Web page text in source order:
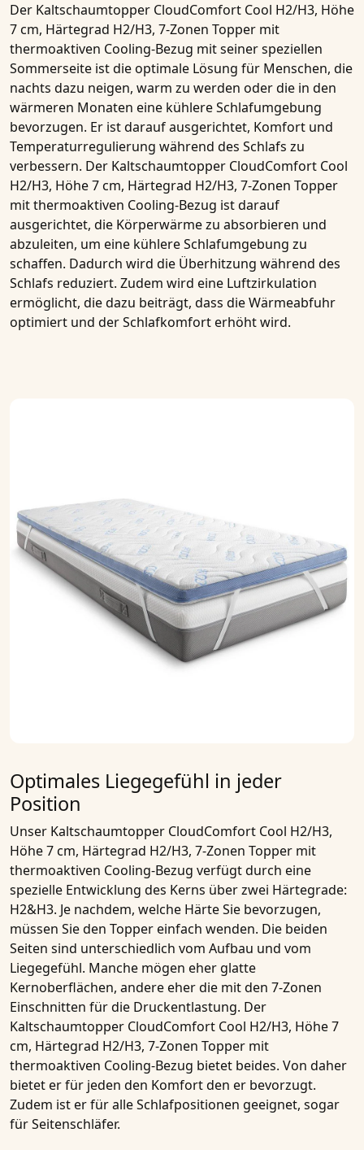
Der Kaltschaumtopper CloudComfort Cool H2/H3, Höhe
7 cm, Härtegrad H2/H3, 7-Zonen Topper mit
thermoaktiven Cooling-Bezug mit seiner speziellen
Sommerseite ist die optimale Lösung für Menschen, die
nachts dazu neigen, warm zu werden oder die in den
wärmeren Monaten eine kühlere Schlafumgebung
bevorzugen. Er ist darauf ausgerichtet, Komfort und
Temperaturregulierung während des Schlafs zu
verbessern. Der Kaltschaumtopper CloudComfort Cool
H2/H3, Höhe 7 cm, Härtegrad H2/H3, 7-Zonen Topper
mit thermoaktiven Cooling-Bezug ist darauf
ausgerichtet, die Körperwärme zu absorbieren und
abzuleiten, um eine kühlere Schlafumgebung zu
schaffen. Dadurch wird die Überhitzung während des
Schlafs reduziert. Zudem wird eine Luftzirkulation
ermöglicht, die dazu beiträgt, dass die Wärmeabfuhr
optimiert und der Schlafkomfort erhöht wird.
Optimales Liegegefühl in jeder
Position
Unser Kaltschaumtopper CloudComfort Cool H2/H3,
Höhe 7 cm, Härtegrad H2/H3, 7-Zonen Topper mit
thermoaktiven Cooling-Bezug verfügt durch eine
spezielle Entwicklung des Kerns über zwei Härtegrade:
H2&H3. Je nachdem, welche Härte Sie bevorzugen,
müssen Sie den Topper einfach wenden. Die beiden
Seiten sind unterschiedlich vom Aufbau und vom
Liegegefühl. Manche mögen eher glatte
Kernoberflächen, andere eher die mit den 7-Zonen
Einschnitten für die Druckentlastung. Der
Kaltschaumtopper CloudComfort Cool H2/H3, Höhe 7
cm, Härtegrad H2/H3, 7-Zonen Topper mit
thermoaktiven Cooling-Bezug bietet beides. Von daher
bietet er für jeden den Komfort den er bevorzugt.
Zudem ist er für alle Schlafpositionen geeignet, sogar
für Seitenschläfer.